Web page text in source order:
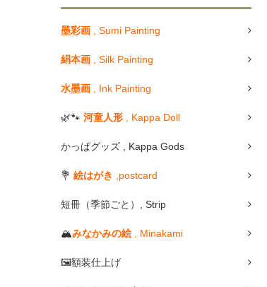
墨彩画 , Sumi Painting
絹本画 , Silk Painting
水墨画 , Ink Painting
🌿🐾 河童人形 , Kappa Doll
かっぱグッズ , Kappa Gods
💐 絵はがき ,postcard
短冊（季節ごと）, Strip
🏔みなかみの絵, Minakami
🖼額装仕上げ